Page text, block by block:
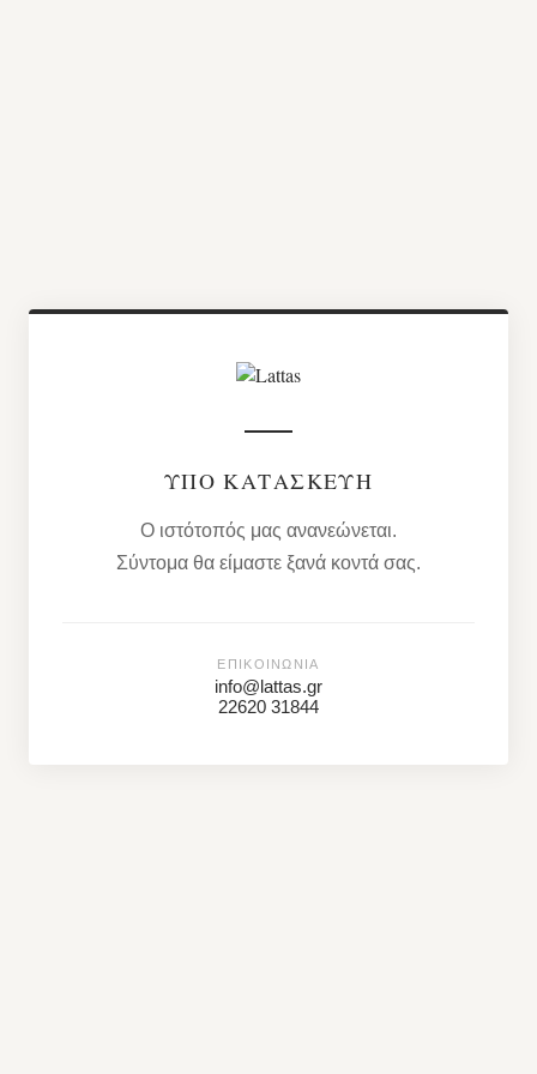
ΥΠΌ ΚΑΤΑΣΚΕΥΉ
Ο ιστότοπός μας ανανεώνεται.
Σύντομα θα είμαστε ξανά κοντά σας.
ΕΠΙΚΟΙΝΩΝΊΑ
info@lattas.gr
22620 31844